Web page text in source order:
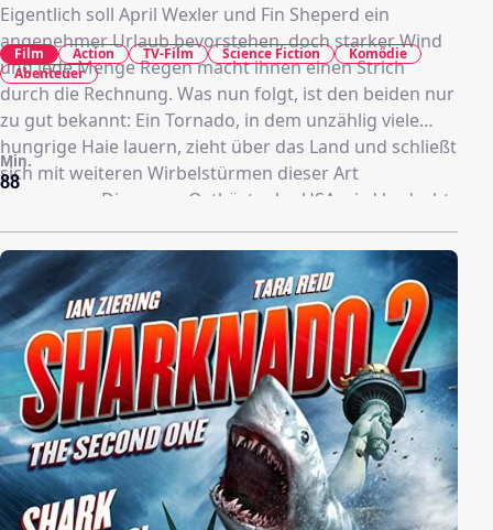
Eigentlich soll April Wexler und Fin Sheperd ein
angenehmer Urlaub bevorstehen, doch starker Wind
und jede Menge Regen macht ihnen einen Strich
durch die Rechnung. Was nun folgt, ist den beiden nur
zu gut bekannt: Ein Tornado, in dem unzählig viele
hungrige Haie lauern, zieht über das Land und schließt
sich mit weiteren Wirbelstürmen dieser Art
zusammen. Die ganze Ostküste der USA wird bedroht
– von Washington bis Orlando. Der Hai-Sturm nähert
sich dem Spring Break, wo sich Fins Kinder zu
bebenden Beats mit zahlreichen anderen Feierwütigen
amüsieren wollen. Für die bissigen Bestien gleicht das
Party-Gelage einem Festschmaus und der Sturm
nimmt Kurs auf Florida. Auch bei seinem dritten
Aufeinandertreffen mit den vom Himmel fallenden
Haien schwingt Fin wieder eine Kettensäge und
bekommt diesmal unter anderem von seinem Vater
Gilbert tatkräftige Unterstützung, denn dieser ist gar
nicht gut auf die Biester zu sprechen, haben sie doch
seinen Lebensgefährten auf dem Gewissen.
88
Min.
Film Action TV-Film Science Fiction
Komödie
Abenteuer